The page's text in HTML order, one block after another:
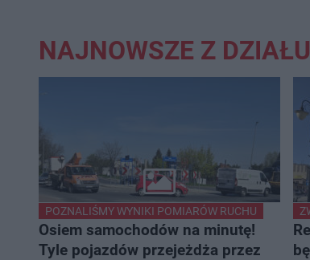
d
o
u
d
o
r
1
%
NAJNOWSZE Z
POZNALIŚMY WYNIKI POMIARÓW RUCHU
Osiem samochodów na minutę!
Tyle pojazdów przejeżdża przez